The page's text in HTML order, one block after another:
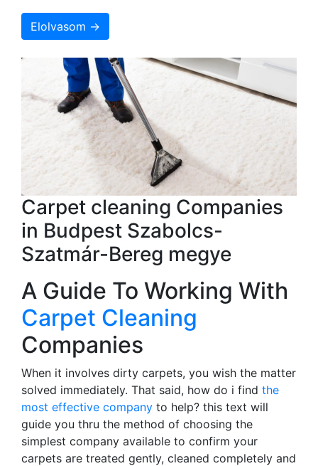
Elolvasom →
Carpet cleaning Companies
in Budpest Szabolcs-
Szatmár-Bereg megye
A Guide To Working With
Carpet Cleaning
Companies
When it involves dirty carpets, you wish the matter
solved immediately. That said, how do i find the
most effective company to help? this text will
guide you thru the method of choosing the
simplest company available to confirm your
carpets are treated gently, cleaned completely and